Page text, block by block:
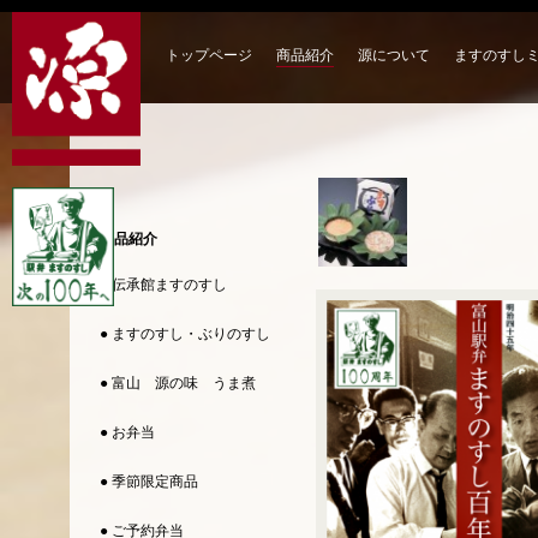
トップページ 商品紹介 源について ますのすし
商品紹介
● 伝承館ますのすし
● ますのすし・ぶりのすし
● 富山 源の味 うま煮
● お弁当
● 季節限定商品
● ご予約弁当